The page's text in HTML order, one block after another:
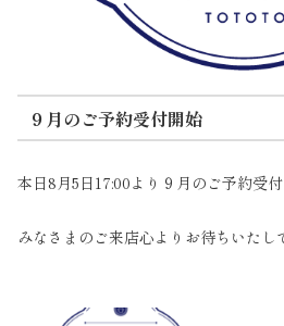
９月のご予約受付開始
本日8月5日17:00より９月のご予約受付
みなさまのご来店心よりお待ちいたし